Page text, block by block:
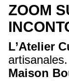
ZOOM
L’Atelier
artisanales.
Maison